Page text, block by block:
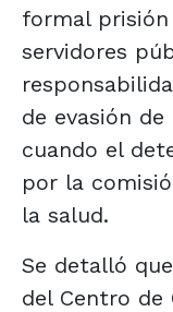
formal
servidores
de evasión
cuando el
por la
la salud.
Se detalló
del Centro de